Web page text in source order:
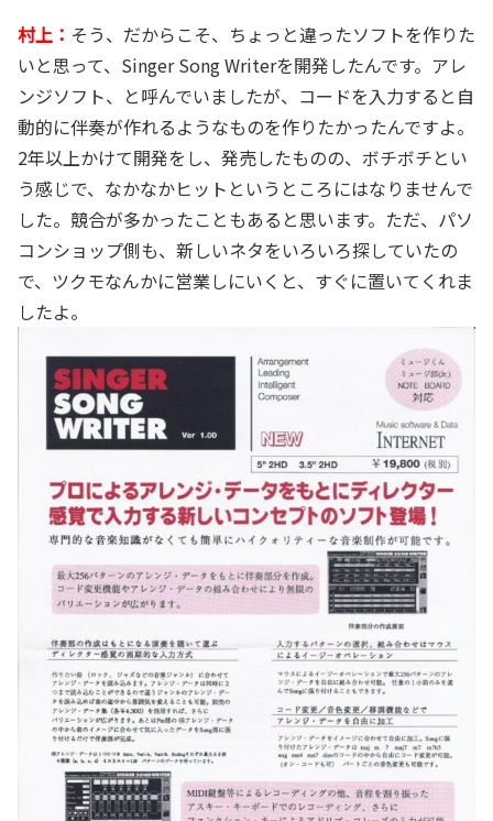
村上： そう、だからこそ、ちょっと違ったソフトを作りた
いと思って、Singer Song Writerを開発したんです。アレ
ンジソフト、と呼んでいましたが、コードを入力すると自
動的に伴奏が作れるようなものを作りたかったんですよ。
2年以上かけて開発をし、発売したものの、ボチボチとい
う感じで、なかなかヒットというところにはなりませんで
した。競合が多かったこともあると思います。ただ、パソ
コンショップ側も、新しいネタをいろいろ探していたの
で、ツクモなんかに営業しにいくと、すぐに置いてくれま
したよ。